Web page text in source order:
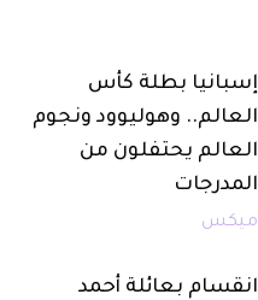
إسبانيا بطلة كأس
العالم.. وهوليوود ونجوم
العالم يحتفلون من
المدرجات
ميكس
انقسام بعائلة أحمد